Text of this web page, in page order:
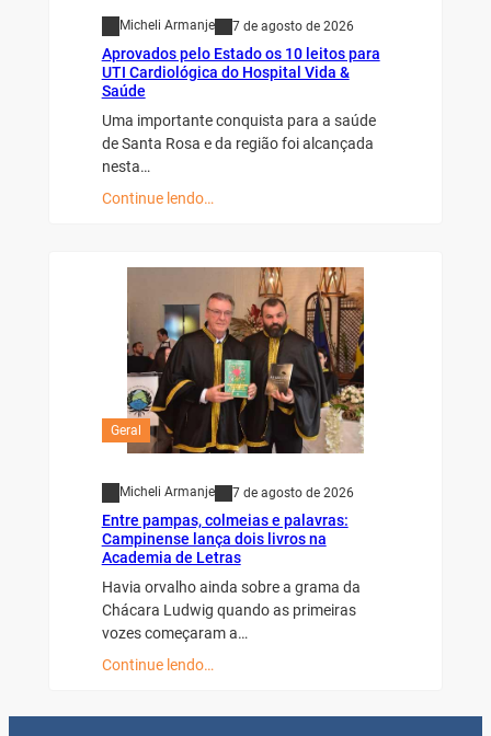
Micheli Armanje 7 de agosto de 2026
Aprovados pelo Estado os 10 leitos para
UTI Cardiológica do Hospital Vida &
Saúde
Uma importante conquista para a saúde
de Santa Rosa e da região foi alcançada
nesta…
Continue lendo…
Geral
Micheli Armanje 7 de agosto de 2026
Entre pampas, colmeias e palavras:
Campinense lança dois livros na
Academia de Letras
Havia orvalho ainda sobre a grama da
Chácara Ludwig quando as primeiras
vozes começaram a…
Continue lendo…